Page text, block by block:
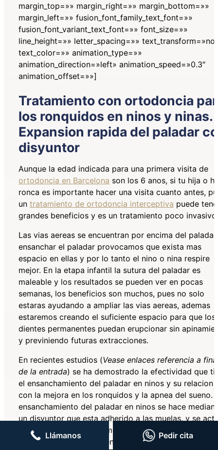
margin_top=»» margin_right=»» margin_bottom=»»
margin_left=»» fusion_font_family_text_font=»»
fusion_font_variant_text_font=»» font_size=»»
line_height=»» letter_spacing=»»
text_color=»» animation_type=»»
animation_direction=»left» animation_speed=»0.3″
animation_offset=»»]
Tratamiento con ortodoncia
los ronquidos en ninos y ninas.
Expansion rapida del paladar
disyuntor
Aunque la edad indicada para una primera visita de
ortodoncia en Barcelona son los 6 anos, si tu hija o
ronca es importante hacer una visita cuanto antes,
un tratamiento de ortodoncia interceptiva puede
grandes beneficios y es un tratamiento poco invasivo.
Las vias aereas se encuentran por encima del
ensanchar el paladar provocamos que exista mas
espacio en ellas y por lo tanto el nino o nina respire
mejor. En la etapa infantil la sutura del paladar es
maleable y los resultados se pueden ver en pocas
semanas, los beneficios son muchos, pues no solo
estaras ayudando a ampliar las vias aereas, ademas
estaremos creando el suficiente espacio para que los
dientes permanentes puedan erupcionar sin
y previniendo futuras extracciones.
En recientes estudios (Vease enlaces referencia a
de la entrada) se ha demostrado la efectividad que
el ensanchamiento del paladar en ninos y su relacion
con la mejora en los ronquidos y la apnea del sueno.
ensanchamiento del paladar en ninos se hace
un disyuntor que esta adherido a las muelas, y se
cada noche girando un mecanismo en el centro del
disyuntor, el cual se va ensanchando poco a poco y
Llámanos Pedir cita